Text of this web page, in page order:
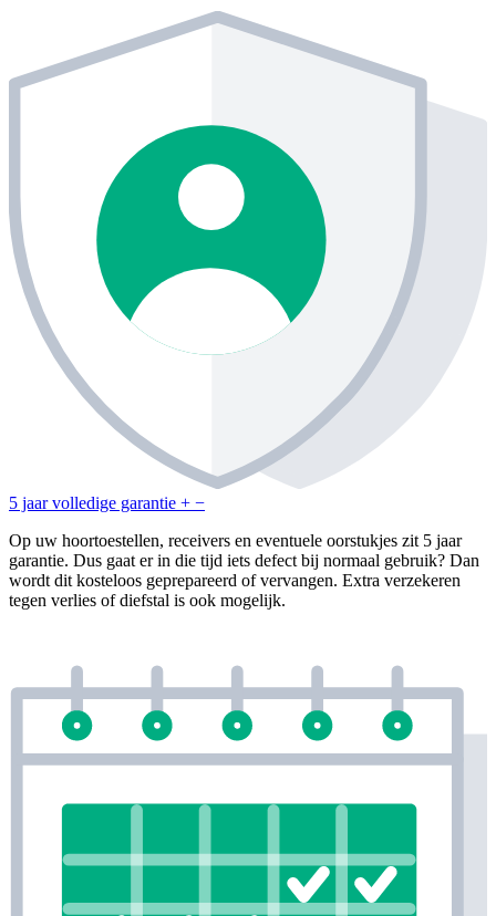
5 jaar volledige garantie + −
Op uw hoortoestellen, receivers en eventuele oorstukjes zit 5 jaar
garantie. Dus gaat er in die tijd iets defect bij normaal gebruik? Dan
wordt dit kosteloos geprepareerd of vervangen. Extra verzekeren
tegen verlies of diefstal is ook mogelijk.